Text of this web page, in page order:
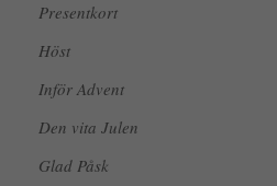
Presentkort
Höst
Inför Advent
Den vita Julen
Glad Påsk